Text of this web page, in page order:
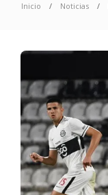
Inicio Noticias